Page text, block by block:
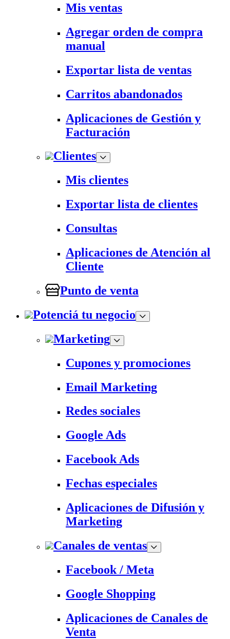
Mis ventas
Agregar orden de compra
manual
Exportar lista de ventas
Carritos abandonados
Aplicaciones de Gestión y
Facturación
Clientes
Mis clientes
Exportar lista de clientes
Consultas
Aplicaciones de Atención al
Cliente
Punto de venta
Potenciá tu negocio
Marketing
Cupones y promociones
Email Marketing
Redes sociales
Google Ads
Facebook Ads
Fechas especiales
Aplicaciones de Difusión y
Marketing
Canales de ventas
Facebook / Meta
Google Shopping
Aplicaciones de Canales de
Venta